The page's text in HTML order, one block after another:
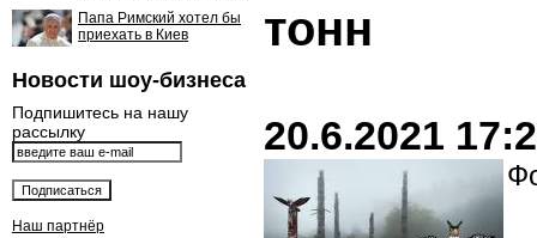
Папа Римский хотел бы
приехать в Киев
Новости шоу-бизнеса
Подпишитесь на нашу
рассылку
Наш партнёр
тонн
20.6.2021